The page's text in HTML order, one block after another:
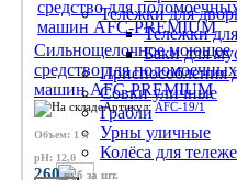
Тележки для
Тележки
Баки для
Приспособления
Совки уличные
Грабли
Урны уличные
Колёса для
Сильнощелочное моющее
средство для поломоечных
машин AFC-PREMIUM
Артикул:AFC-19/1
Объем: 1 л
pH: 12,0
260руб за шт.